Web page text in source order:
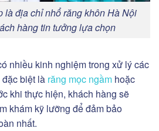
là địa chỉ nhổ răng khôn Hà Nội
hàng tin tưởng lựa chọn
nhiều kinh nghiệm trong xử lý các
biệt là răng mọc ngầm hoặc
khi thực hiện, khách hàng sẽ
khám kỹ lưỡng để đảm bảo
nhất.